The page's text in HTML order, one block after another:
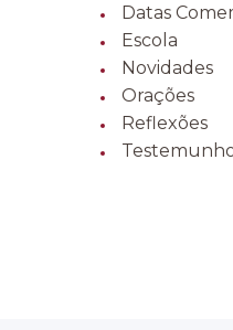
Datas
Escola
Novidades
Orações
Reflexões